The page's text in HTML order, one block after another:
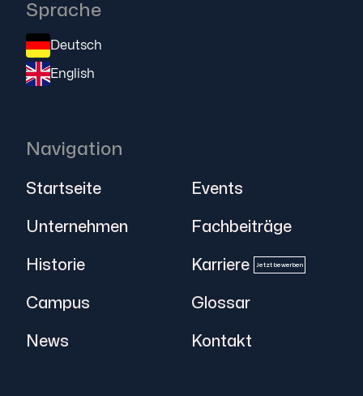
Sprache
Deutsch
English
Navigation
Startseite
Unternehmen
Historie
Campus
News
Events
Fachbeiträge
Karriere Jetzt bewerben
Glossar
Kontakt